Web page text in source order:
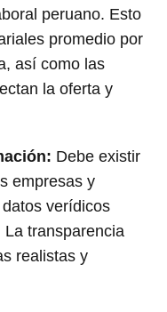
peruano. Esto
promedio por
así como las
la oferta y
: Debe existir
empresas y
verídicos
transparencia
realistas y